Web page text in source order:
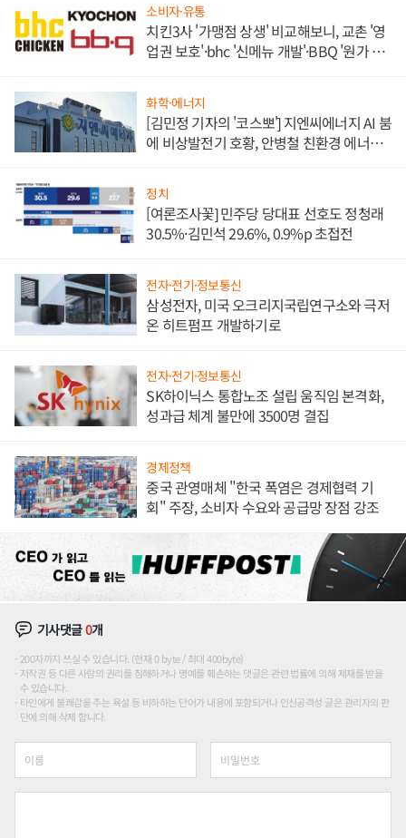
소비자·유통
치킨3사 '가맹점 상생' 비교해보니, 교촌 '영
업권 보호'·bhc '신메뉴 개발'·BBQ '원가 부
화학·에너지
[김민정 기자의 '코스뽀'] 지엔씨에너지 AI 붐
에 비상발전기 호황, 안병철 친환경 에너지
정치
[여론조사꽃] 민주당 당대표 선호도 정청래
30.5%·김민석 29.6%, 0.9%p 초접전
전자·전기·정보통신
삼성전자, 미국 오크리지국립연구소와 극저
온 히트펌프 개발하기로
전자·전기·정보통신
SK하이닉스 통합노조 설립 움직임 본격화,
성과급 체계 불만에 3500명 결집
경제정책
중국 관영매체 "한국 폭염은 경제협력 기
회" 주장, 소비자 수요와 공급망 장점 강조
기사댓글0개
200자까지 쓰실 수 있습니다. (현재 0 byte / 최대 400byte)
저작권 등 다른 사람의 권리를 침해하거나 명예를 훼손하는 댓글은 관련 법률에 의해 제재를 받을
수 있습니다.
타인에게 불쾌감을 주는 욕설 등 비하하는 단어가 내용에 포함되거나 인신공격성 글은 관리자의 판
단에 의해 삭제 합니다.